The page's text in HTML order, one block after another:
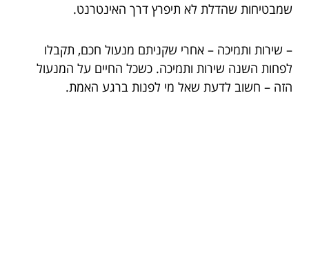
שמבטיחות שהדלת לא תיפרץ דרך האינטרנט.
– שירות ותמיכה – אחרי שקניתם מנעול חכם, תקבלו
לפחות השנה שירות ותמיכה. כשכל החיים על המנעול
הזה – חשוב לדעת שאל מי לפנות ברגע האמת.